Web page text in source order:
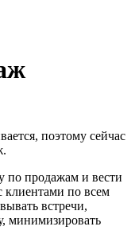
поэтому сейчас
по продажам и вести
клиентами по всем
встречи,
минимизировать